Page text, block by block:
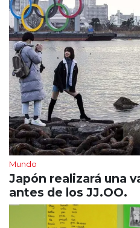
Mundo
Japón realizará una
antes de los JJ.OO.